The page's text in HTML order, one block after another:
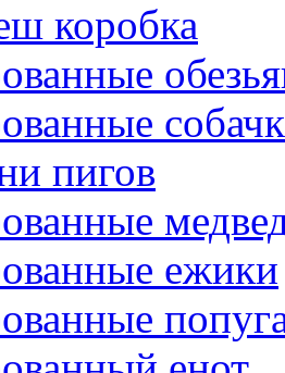
коробка
пигов
ежики